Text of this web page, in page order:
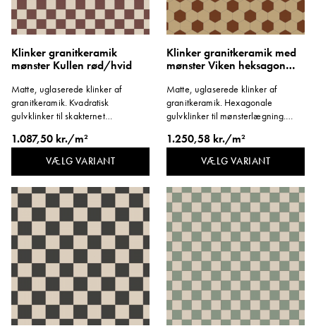
Klinker granitkeramik
mønster Kullen rød/hvid
Matte, uglaserede klinker af
granitkeramik. Kvadratisk
gulvklinker til skakternet
mm. Tykkelse 8 mm.
1.087,50 kr./m²
VÆLG VARIANT
Klinker granitkeramik med
mønster Viken heksagon
Matte, uglaserede klinker af
granitkeramik. Hexagonale
gulvklinker til mønsterlægning.
1.250,58 kr./m²
VÆLG VARIANT